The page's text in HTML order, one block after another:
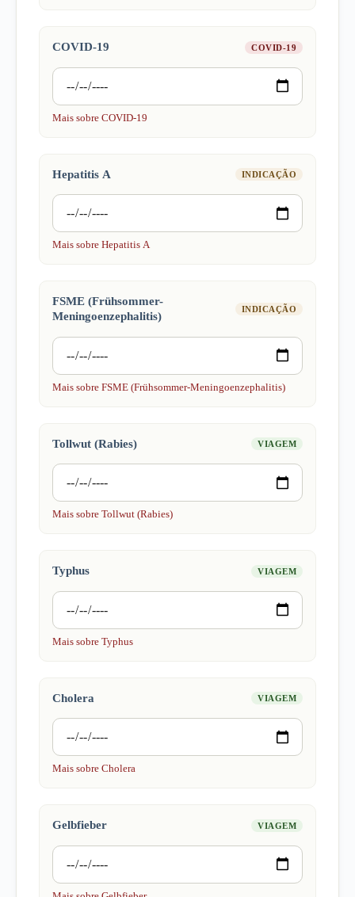
COVID-19 COVID-19
Mais sobre COVID-19
Hepatitis A INDICAÇÃO
Mais sobre Hepatitis A
FSME (Frühsommer-
Meningoenzephalitis)
INDICAÇÃO
Mais sobre FSME (Frühsommer-Meningoenzephalitis)
Tollwut (Rabies) VIAGEM
Mais sobre Tollwut (Rabies)
Typhus VIAGEM
Mais sobre Typhus
Cholera VIAGEM
Mais sobre Cholera
Gelbfieber VIAGEM